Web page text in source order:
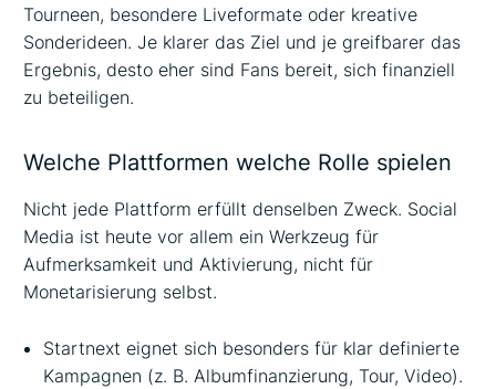
Tourneen, besondere Liveformate oder kreative
Sonderideen. Je klarer das Ziel und je greifbarer das
Ergebnis, desto eher sind Fans bereit, sich finanziell
zu beteiligen.
Welche Plattformen welche Rolle spielen
Nicht jede Plattform erfüllt denselben Zweck. Social
Media ist heute vor allem ein Werkzeug für
Aufmerksamkeit und Aktivierung, nicht für
Monetarisierung selbst.
Startnext eignet sich besonders für klar definierte
Kampagnen (z. B. Albumfinanzierung, Tour, Video).